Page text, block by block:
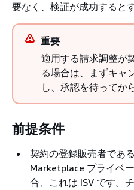
要なく、検証が成功すると
重要
適用する請求調整が
る場合は、まずキャ
し、承認を待ってか
前提条件
契約の登録販売者であ
Marketplace プライベ
合、これは ISV です。